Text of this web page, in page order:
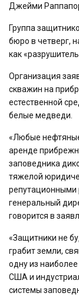
Джейми
Группа
бюро в четверг,
как
Организация
скважин на
естественной
белые медведи.
«Любые
аренде
заповедника
тяжелой
репутационными
генеральный
говорится в
«Защитники не
грабит земли,
одну из
США и
системы